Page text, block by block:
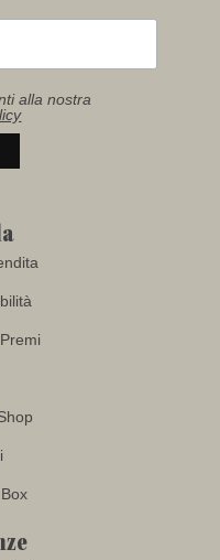
alla nostra